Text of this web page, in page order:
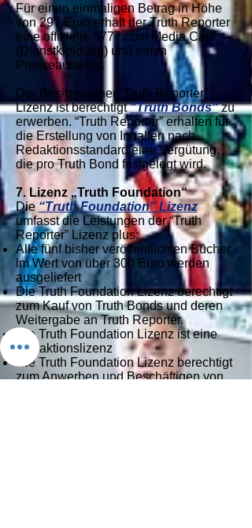
Für einen einmaligen Betrag in Höhe
von 297 Euro erhält der Truth Reporter
eine offizielle 5777.com Media Cap
(Dienstkleidung) und einen
Presseausweis.
Der Besitzer einer “Truth Reporter”
Lizenz ist berechtigt"Truth Bonds"zu
erwerben. “Truth Reporter” erhalten für
die Erstellung von Inhalten nach
Redaktionsstandard eine Vergütung,
die pro Truth Bond festgelegt wird.
7. Lizenz „Truth Foundation“
Die “Truth Foundation” Lizenz
umfasst die Leistungen der “Truth
Reporter” Lizenz plus:
Alle fünf bisher veröffentlichten Bücher
im Wert von über 300 Euro werden
ausgeliefert
Die Truth Foundation Lizenz berechtigt
zum Kauf von Truth Bonds und deren
Weitergabe an Truth Reporter.
Die Truth Foundation Lizenz ist eine
Redaktionslizenz
Die Truth Foundation Lizenz berechtigt
zum Anwerben und Beschäftigen von